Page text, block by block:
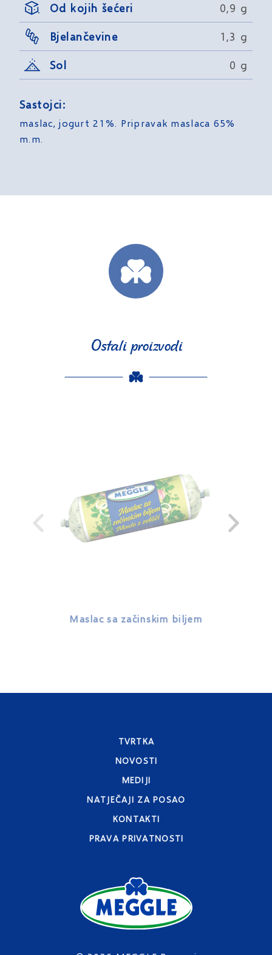
Od kojih šećeri 0,9 g
Bjelančevine 1,3 g
Sol 0 g
Sastojci:
maslac, jogurt 21%. Pripravak maslaca 65%
m.m.
Ostali proizvodi
Maslac sa začinskim biljem
TVRTKA
NOVOSTI
MEDIJI
NATJEČAJI ZA POSAO
KONTAKTI
PRAVA PRIVATNOSTI